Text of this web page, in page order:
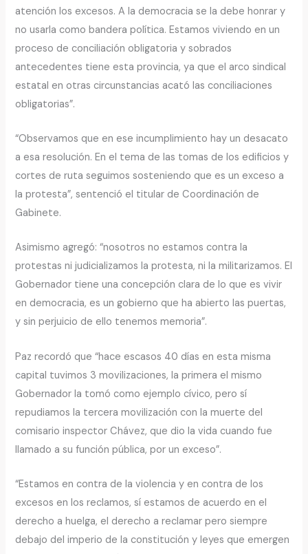
atención los excesos. A la democracia se la debe honrar y
no usarla como bandera política. Estamos viviendo en un
proceso de conciliación obligatoria y sobrados
antecedentes tiene esta provincia, ya que el arco sindical
estatal en otras circunstancias acató las conciliaciones
obligatorias”.
“Observamos que en ese incumplimiento hay un desacato
a esa resolución. En el tema de las tomas de los edificios y
cortes de ruta seguimos sosteniendo que es un exceso a
la protesta”, sentenció el titular de Coordinación de
Gabinete.
Asimismo agregó: “nosotros no estamos contra la
protestas ni judicializamos la protesta, ni la militarizamos. El
Gobernador tiene una concepción clara de lo que es vivir
en democracia, es un gobierno que ha abierto las puertas,
y sin perjuicio de ello tenemos memoria”.
Paz recordó que “hace escasos 40 días en esta misma
capital tuvimos 3 movilizaciones, la primera el mismo
Gobernador la tomó como ejemplo cívico, pero sí
repudiamos la tercera movilización con la muerte del
comisario inspector Chávez, que dio la vida cuando fue
llamado a su función pública, por un exceso”.
“Estamos en contra de la violencia y en contra de los
excesos en los reclamos, sí estamos de acuerdo en el
derecho a huelga, el derecho a reclamar pero siempre
debajo del imperio de la constitución y leyes que emergen